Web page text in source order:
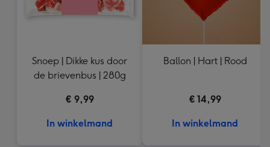
Snoep | Dikke kus door
de brievenbus | 280g
€ 9,99
In winkelmand
Ballon | Hart | Rood
€ 14,99
In winkelmand